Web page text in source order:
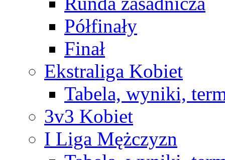
Półfinały
Finał
Ekstraliga Kobiet
Tabela, wyniki,
3v3 Kobiet
I Liga Mężczyzn